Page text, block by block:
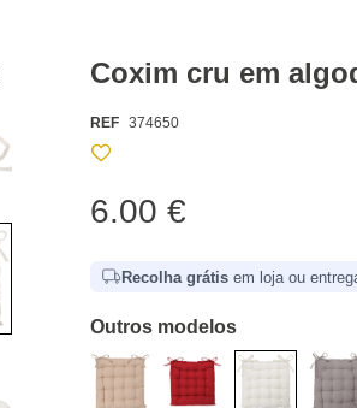
Coxim cru em
REF 374650
6.00 €
Recolha grátis em loja ou
Outros modelos